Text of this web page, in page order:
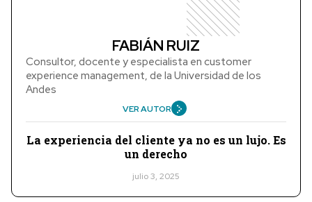
FABIÁN RUIZ
Consultor, docente y especialista en customer
experience management, de la Universidad de los
Andes
VER AUTOR
La experiencia del cliente ya no es un lujo. Es
un derecho
julio 3, 2025